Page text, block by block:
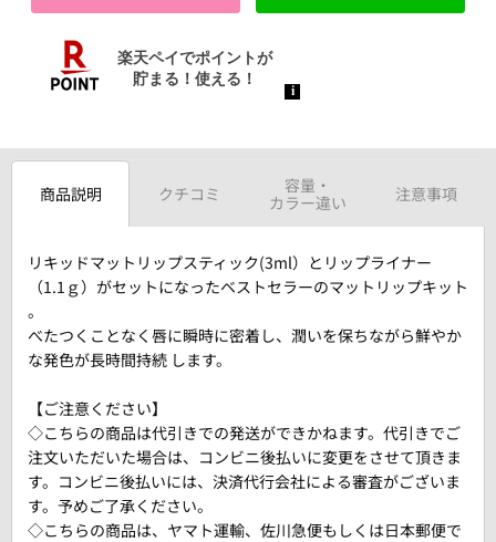
商品説明 クチコミ
容量・
カラー違い
注意事項
リキッドマットリップスティック(3ml）とリップライナー
（1.1ｇ）がセットになったベストセラーのマットリップキット
。
べたつくことなく唇に瞬時に密着し、潤いを保ちながら鮮やか
な発色が長時間持続 します。
【ご注意ください】
◇こちらの商品は代引きでの発送ができかねます。代引きでご
注文いただいた場合は、コンビニ後払いに変更をさせて頂きま
す。コンビニ後払いには、決済代行会社による審査がございま
す。予めご了承ください。
◇こちらの商品は、ヤマト運輸、佐川急便もしくは日本郵便で